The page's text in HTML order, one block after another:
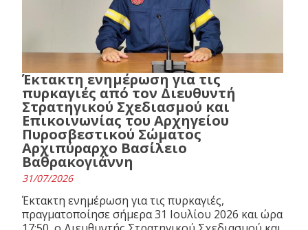
Έκτακτη ενημέρωση για τις
πυρκαγιές από τον Διευθυντή
Στρατηγικού Σχεδιασμού και
Επικοινωνίας του Αρχηγείου
Πυροσβεστικού Σώματος
Αρχιπύραρχο Βασίλειο
Βαθρακογιάννη
31/07/2026
Έκτακτη ενημέρωση για τις πυρκαγιές,
πραγματοποίησε σήμερα 31 Ιουλίου 2026 και ώρα